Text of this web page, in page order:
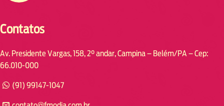
Contatos
Av. Presidente Vargas, 158, 2° andar, Campina – Belém/PA – Cep:
66.010-000
(91) 99147-1047